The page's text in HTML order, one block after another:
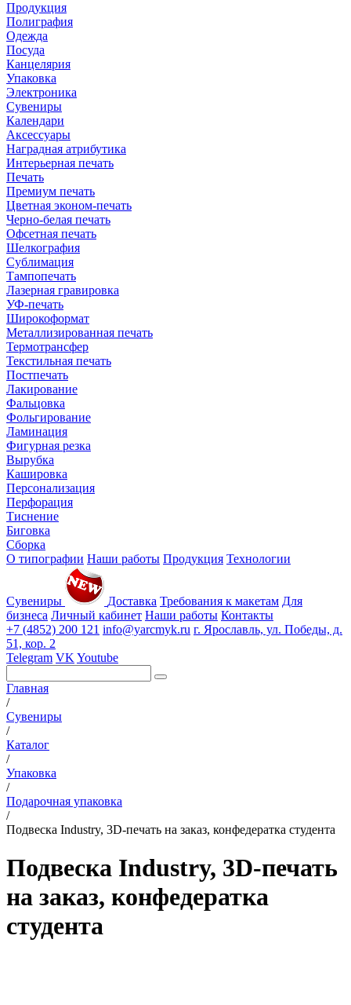
Продукция
Полиграфия
Одежда
Посуда
Канцелярия
Упаковка
Электроника
Сувениры
Календари
Аксессуары
Наградная атрибутика
Интерьерная печать
Печать
Премиум печать
Цветная эконом-печать
Черно-белая печать
Офсетная печать
Шелкография
Сублимация
Тампопечать
Лазерная гравировка
УФ-печать
Широкоформат
Металлизированная печать
Термотрансфер
Текстильная печать
Постпечать
Лакирование
Фальцовка
Фольгирование
Ламинация
Фигурная резка
Вырубка
Кашировка
Персонализация
Перфорация
Тиснение
Биговка
Сборка
О типографии Наши работы Продукция Технологии
Сувениры Доставка Требования к макетам Для
бизнеса Личный кабинет Наши работы Контакты
+7 (4852) 200 121 info@yarcmyk.ru г. Ярославль, ул. Победы, д.
51, кор. 2
Telegram VK Youtube
Главная
/
Сувениры
/
Каталог
/
Упаковка
/
Подарочная упаковка
/
Подвеска Industry, 3D-печать на заказ, конфедератка студента
Подвеска Industry, 3D-печать
на заказ, конфедератка
студента